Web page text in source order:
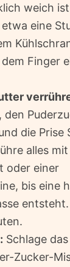
weich
eine
Finger
die Prise
alles
oder einer
bis eine
Schlage
Zucker-